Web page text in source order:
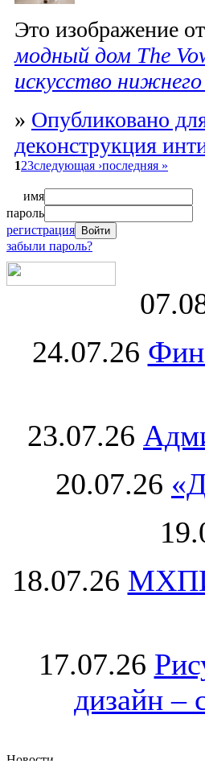
Это изображение
модный дом The
искусство нижнего
» Опубликовано
деконструкция
123следующая ›последняя »
имя
пароль
регистрация
забыли пароль?
24.07.26
23.07.26
20.07.26
18.07.26 МХПИ
17.07.26
дизайн –